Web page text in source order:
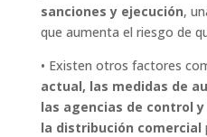
sanciones y ejecución,
que aumenta el riesgo de
• Existen otros factores
actual, las medidas de
las agencias de control
la distribución comercial